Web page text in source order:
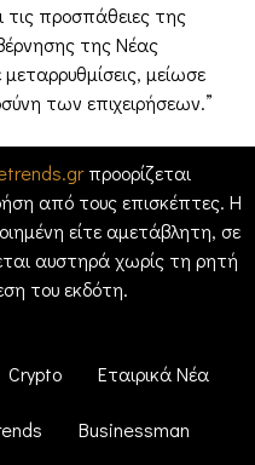
προσπάθειες της
της Νέας
μείωσε
των επιχειρήσεων.”
προορίζεται
από τους επισκέπτες. Η
είτε αμετάβλητη, σε
αυστηρά χωρίς τη ρητή
του εκδότη.
Crypto Εταιρικά Νέα
Businessman